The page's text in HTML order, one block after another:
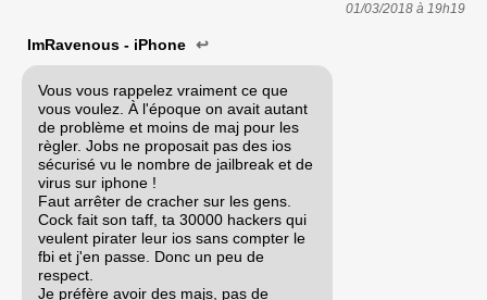
01/03/2018 à 19h19
ImRavenous - iPhone ↩
Vous vous rappelez vraiment ce que
vous voulez. À l'époque on avait autant
de problème et moins de maj pour les
règler. Jobs ne proposait pas des ios
sécurisé vu le nombre de jailbreak et de
virus sur iphone !
Faut arrêter de cracher sur les gens.
Cock fait son taff, ta 30000 hackers qui
veulent pirater leur ios sans compter le
fbi et j'en passe. Donc un peu de
respect.
Je préfère avoir des majs, pas de